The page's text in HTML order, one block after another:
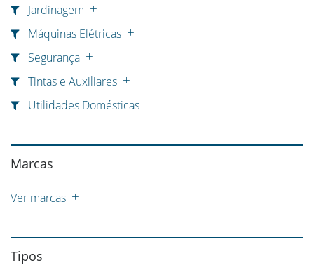
Jardinagem
Máquinas Elétricas
Segurança
Tintas e Auxiliares
Utilidades Domésticas
Marcas
Ver marcas
Tipos